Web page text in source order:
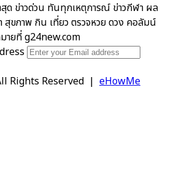
สุด ข่าวด่วน ทันทุกเหตุการณ์ ข่าวกีฬา ผล
สุขภาพ กิน เที่ยว ตรวจหวย ดวง คอลัมน์
ายที่ g24new.com
Rights Reserved | eHowMe